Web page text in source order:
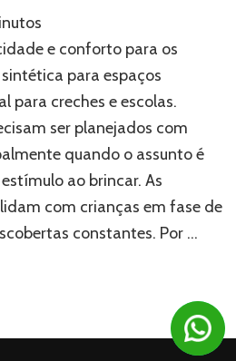
e conforto para os
para espaços
para creches e escolas.
ser planejados com
quando o assunto é
ao brincar. As
com crianças em fase de
constantes. Por …